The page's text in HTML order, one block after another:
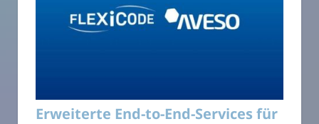
Erweiterte End-to-End-Services für